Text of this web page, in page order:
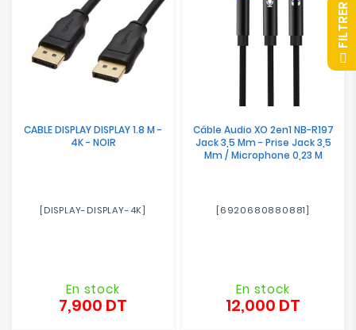
CABLE DISPLAY DISPLAY 1.8 M -
4K - NOIR
[DISPLAY-DISPLAY-4K]
En stock
7,900 DT
Câble Audio XO 2en1 NB-R197
Jack 3,5 Mm - Prise Jack 3,5
Mm / Microphone 0,23 M
[6920680880881]
En stock
12,000 DT
R